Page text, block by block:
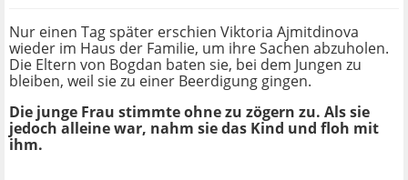
Nur einen Tag später erschien Viktoria Ajmitdinova
wieder im Haus der Familie, um ihre Sachen abzuholen.
Die Eltern von Bogdan baten sie, bei dem Jungen zu
bleiben, weil sie zu einer Beerdigung gingen.
Die junge Frau stimmte ohne zu zögern zu. Als sie
jedoch alleine war, nahm sie das Kind und floh mit
ihm.